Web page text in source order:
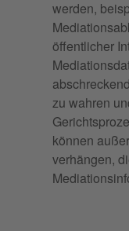
werden,
öffentlicher
zu wahren
können
verhängen,